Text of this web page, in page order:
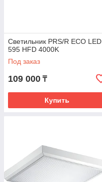
Светильник PRS/R ECO LED
595 HFD 4000K
Под заказ
109 000 ₸
Купить